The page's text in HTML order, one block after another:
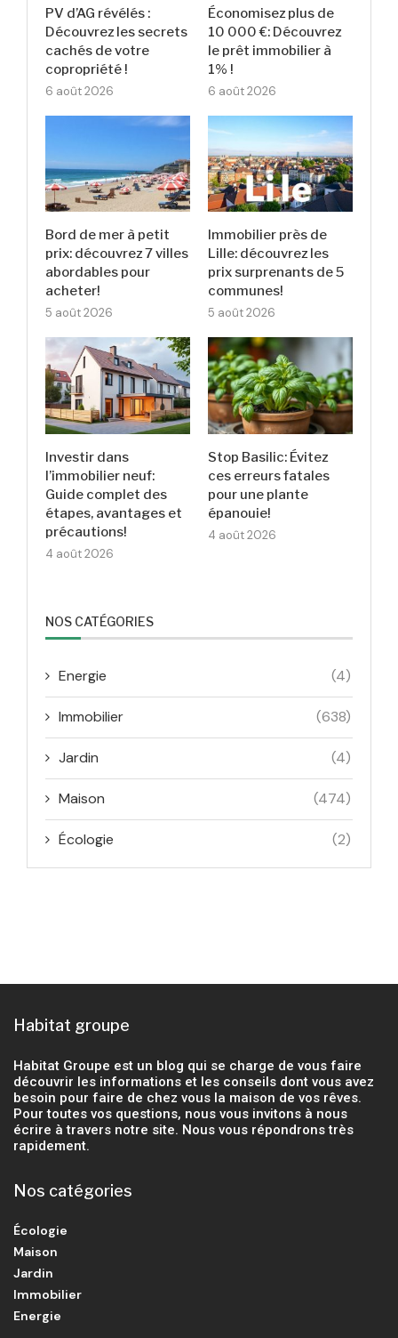
PV d’AG révélés :
Découvrez les secrets
cachés de votre
copropriété !
6 août 2026
Économisez plus de
10 000 €: Découvrez
le prêt immobilier à
1% !
6 août 2026
Bord de mer à petit
prix: découvrez 7 villes
abordables pour
acheter!
5 août 2026
Immobilier près de
Lille: découvrez les
prix surprenants de 5
communes!
5 août 2026
Investir dans
l’immobilier neuf:
Guide complet des
étapes, avantages et
précautions!
4 août 2026
Stop Basilic: Évitez
ces erreurs fatales
pour une plante
épanouie!
4 août 2026
NOS CATÉGORIES
Energie (4)
Immobilier (638)
Jardin (4)
Maison (474)
Écologie (2)
Habitat groupe
Habitat Groupe est un blog qui se charge de vous faire
découvrir les informations et les conseils dont vous avez
besoin pour faire de chez vous la maison de vos rêves.
Pour toutes vos questions, nous vous invitons à nous
écrire à travers notre site. Nous vous répondrons très
rapidement.
Nos catégories
Écologie
Maison
Jardin
Immobilier
Energie